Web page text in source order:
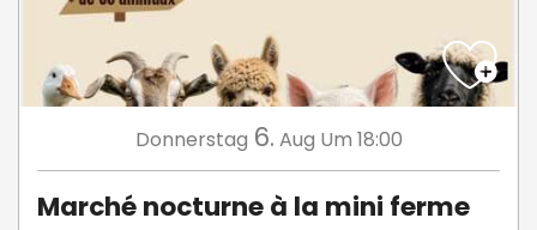
Donnerstag 6. Aug Um 18:00
Marché nocturne à la mini ferme